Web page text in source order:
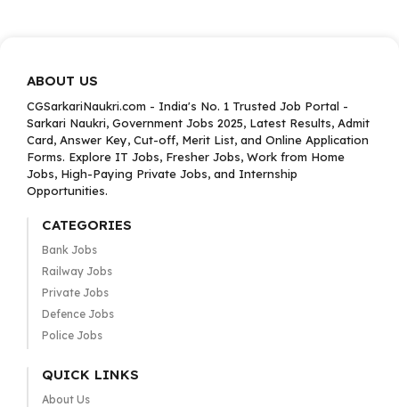
ABOUT US
CGSarkariNaukri.com - India's No. 1 Trusted Job Portal -
Sarkari Naukri, Government Jobs 2025, Latest Results, Admit
Card, Answer Key, Cut-off, Merit List, and Online Application
Forms. Explore IT Jobs, Fresher Jobs, Work from Home
Jobs, High-Paying Private Jobs, and Internship
Opportunities.
CATEGORIES
Bank Jobs
Railway Jobs
Private Jobs
Defence Jobs
Police Jobs
QUICK LINKS
About Us